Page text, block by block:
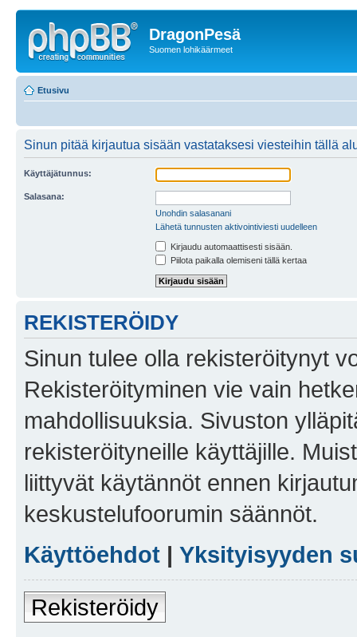
DragonPesä
Suomen lohikäärmeet
Etusivu
Sinun pitää kirjautua sisään vastataksesi viesteihin tällä
Käyttäjätunnus:
Salasana:
Unohdin salasanani
Lähetä tunnusten aktivointiviesti uudelleen
Kirjaudu automaattisesti sisään.
Piilota paikalla olemiseni tällä kertaa
REKISTERÖIDY
Sinun tulee olla rekisteröitynyt
Rekisteröityminen vie vain
mahdollisuuksia. Sivuston
rekisteröityneille käyttäjille.
liittyvät käytännöt ennen
keskustelufoorumin säännöt.
Käyttöehdot | Yksityisyyden
Rekisteröidy